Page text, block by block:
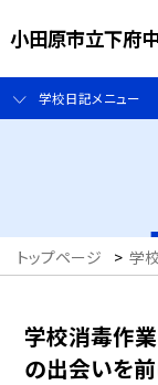
小田原市立下府
学校日記メニュー
トップページ > 学
学校消毒作
の出会いを